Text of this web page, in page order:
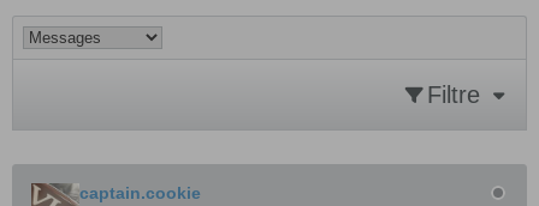
Filtre
captain.cookie